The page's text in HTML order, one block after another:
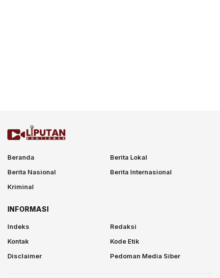
Beranda
Berita Lokal
Berita Nasional
Berita Internasional
Kriminal
INFORMASI
Indeks
Redaksi
Kontak
Kode Etik
Disclaimer
Pedoman Media Siber